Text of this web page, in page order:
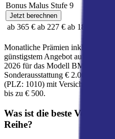
Bonus Malus Stufe 9
Jetzt berechnen
ab 365 € ab 227 € ab 182 €
Monatliche Prämien inkl.
günstigstem Angebot auf
2026 für das Modell BMW
Sonderausstattung € 2.000
(PLZ: 1010) mit
bis zu € 500.
Was ist die beste
Reihe?